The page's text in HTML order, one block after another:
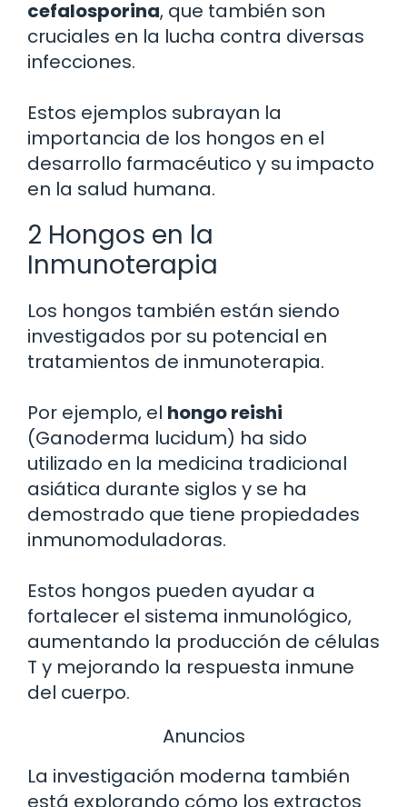
cefalosporina, que también son
cruciales en la lucha contra diversas
infecciones.
Estos ejemplos subrayan la
importancia de los hongos en el
desarrollo farmacéutico y su impacto
en la salud humana.
2 Hongos en la
Inmunoterapia
Los hongos también están siendo
investigados por su potencial en
tratamientos de inmunoterapia.
Por ejemplo, el hongo reishi
(Ganoderma lucidum) ha sido
utilizado en la medicina tradicional
asiática durante siglos y se ha
demostrado que tiene propiedades
inmunomoduladoras.
Estos hongos pueden ayudar a
fortalecer el sistema inmunológico,
aumentando la producción de células
T y mejorando la respuesta inmune
del cuerpo.
Anuncios
La investigación moderna también
está explorando cómo los extractos